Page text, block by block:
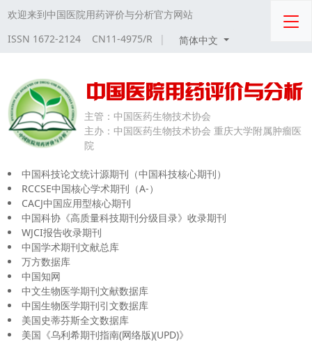
欢迎来到中国医院用药评价与分析官方网站
ISSN 1672-2124 CN11-4975/R
| 简体中文
主管： 中国医药生物技术协会
主办： 中国医药生物技术协会 重庆大学附属肿瘤医
院
中国科技论文统计源期刊（中国科技核心期刊）
RCCSE中国核心学术期刊（A-）
CACJ中国应用型核心期刊
中国科协《高质量科技期刊分级目录》收录期刊
WJCI报告收录期刊
中国学术期刊文献总库
万方数据库
中国知网
中文生物医学期刊文献数据库
中国生物医学期刊引文数据库
美国史蒂芬斯全文数据库
美国《乌利希期刊指南(网络版)(UPD)》